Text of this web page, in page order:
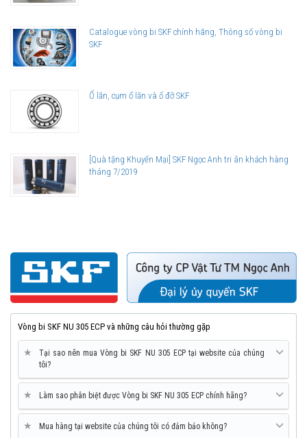
Catalogue vòng bi SKF chính hãng, Thông số vòng bi
SKF
Ổ lăn, cụm ổ lăn và ổ đỡ SKF
[Quà tặng Khuyến Mại] SKF Ngọc Anh tri ân khách hàng
tháng 7/2019
Vòng bi SKF NU 305 ECP và những câu hỏi thường gặp
★
Tại sao nên mua Vòng bi SKF NU 305 ECP tại website của chúng
tôi?
★ Làm sao phân biệt được Vòng bi SKF NU 305 ECP chính hãng?
★ Mua hàng tại website của chúng tôi có đảm bảo không?